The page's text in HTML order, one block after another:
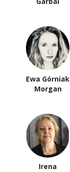
Ewa Górniak
Morgan
Irena